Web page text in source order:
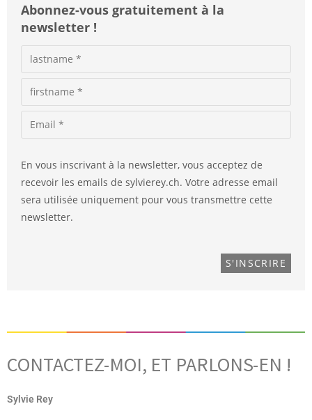
Abonnez-vous gratuitement à la
newsletter !
En vous inscrivant à la newsletter, vous acceptez de
recevoir les emails de sylvierey.ch. Votre adresse email
sera utilisée uniquement pour vous transmettre cette
newsletter.
CONTACTEZ-MOI, ET PARLONS-EN !
Sylvie Rey